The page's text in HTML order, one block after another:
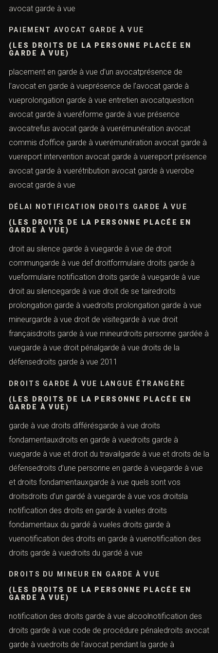
avocat garde à vue
PAIEMENT AVOCAT GARDE À VUE
(LES DROITS DE LA PERSONNE PLACÉE EN
GARDE À VUE)
placement en garde à vue d’un avocatprésence de
l’avocat en garde à vueprésence de l’avocat garde à
vueprolongation garde à vue entretien avocatquestion
avocat garde à vueréforme garde à vue présence
avocatrefus avocat garde à vuerémunération avocat
commis d’office garde à vuerémunération avocat garde à
vuereport intervention avocat garde à vuereport présence
avocat garde à vuerétribution avocat garde à vuerobe
avocat garde à vue
DÉLAI NOTIFICATION DROITS GARDE À VUE
(LES DROITS DE LA PERSONNE PLACÉE EN
GARDE À VUE)
droit au silence garde à vuegarde à vue de droit
commungarde à vue def droitformulaire droits garde à
vueformulaire notification droits garde à vuegarde à vue
droit au silencegarde à vue droit de se tairedroits
prolongation garde à vuedroits prolongation garde à vue
mineurgarde à vue droit de visitegarde à vue droit
françaisdroits garde à vue mineurdroits personne gardée à
vuegarde à vue droit pénalgarde à vue droits de la
défensedroits garde à vue 2011
DROITS GARDE À VUE LANGUE ÉTRANGÈRE
(LES DROITS DE LA PERSONNE PLACÉE EN
GARDE À VUE)
garde à vue droits différésgarde à vue droits
fondamentauxdroits en garde à vuedroits garde à
vuegarde à vue et droit du travailgarde à vue et droits de la
défensedroits d’une personne en garde à vuegarde à vue
et droits fondamentauxgarde à vue quels sont vos
droitsdroits d’un gardé à vuegarde à vue vos droitsla
notification des droits en garde à vueles droits
fondamentaux du gardé à vueles droits garde à
vuenotification des droits en garde à vuenotification des
droits garde à vuedroits du gardé à vue
DROITS DU MINEUR EN GARDE À VUE
(LES DROITS DE LA PERSONNE PLACÉE EN
GARDE À VUE)
notification des droits garde à vue alcoolnotification des
droits garde à vue code de procédure pénaledroits avocat
garde à vuedroits de l’avocat pendant la garde à